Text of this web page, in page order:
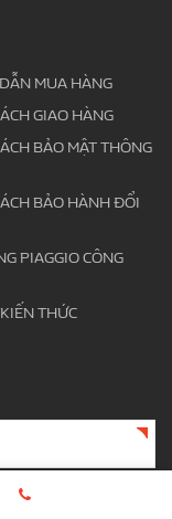
MUA HÀNG
GIAO HÀNG
BẢO MẬT THÔNG
BẢO HÀNH ĐỔI
PIAGGIO CÔNG
THỨC